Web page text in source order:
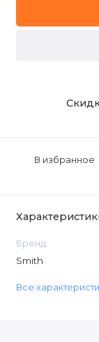
В избранное
Бренд
Smith
Все